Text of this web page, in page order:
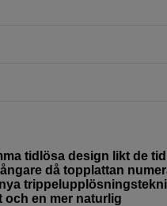
tidlösa design likt de
då topplattan
och en mer naturlig